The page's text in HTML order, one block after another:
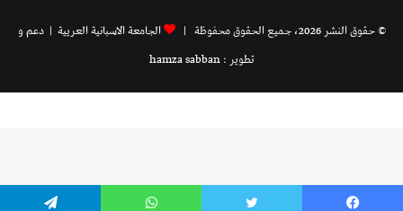
© حقوق النشر 2026، جميع الحقوق محفوظة | الجامعة الاسبانية العريية | دعم و
تطوير : hamza sabban